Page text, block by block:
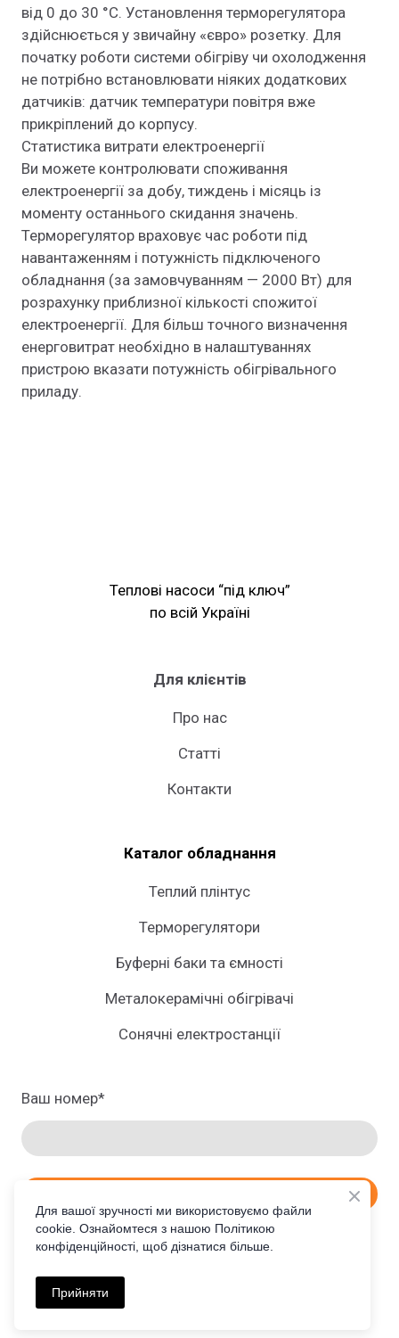
від 0 до 30 °С. Установлення терморегулятора
здійснюється у звичайну «євро» розетку. Для
початку роботи системи обігріву чи охолодження
не потрібно встановлювати ніяких додаткових
датчиків: датчик температури повітря вже
прикріплений до корпусу.
Статистика витрати електроенергії
Ви можете контролювати споживання
електроенергії за добу, тиждень і місяць із
моменту останнього скидання значень.
Терморегулятор враховує час роботи під
навантаженням і потужність підключеного
обладнання (за замовчуванням — 2000 Вт) для
розрахунку приблизної кількості спожитої
електроенергії. Для більш точного визначення
енерговитрат необхідно в налаштуваннях
пристрою вказати потужність обігрівального
приладу.
Теплові насоси “під ключ”
по всій Україні
Для клієнтів
Про нас
Статті
Контакти
Каталог обладнання
Теплий плінтус
Терморегулятори
Буферні баки та ємності
Металокерамічні обігрівачі
Сонячні електростанції
Ваш номер*
UA
Для вашої зручності ми використовуємо файли
cookie. Ознайомтеся з нашою Політикою
конфіденційності, щоб дізнатися більше.
Прийняти